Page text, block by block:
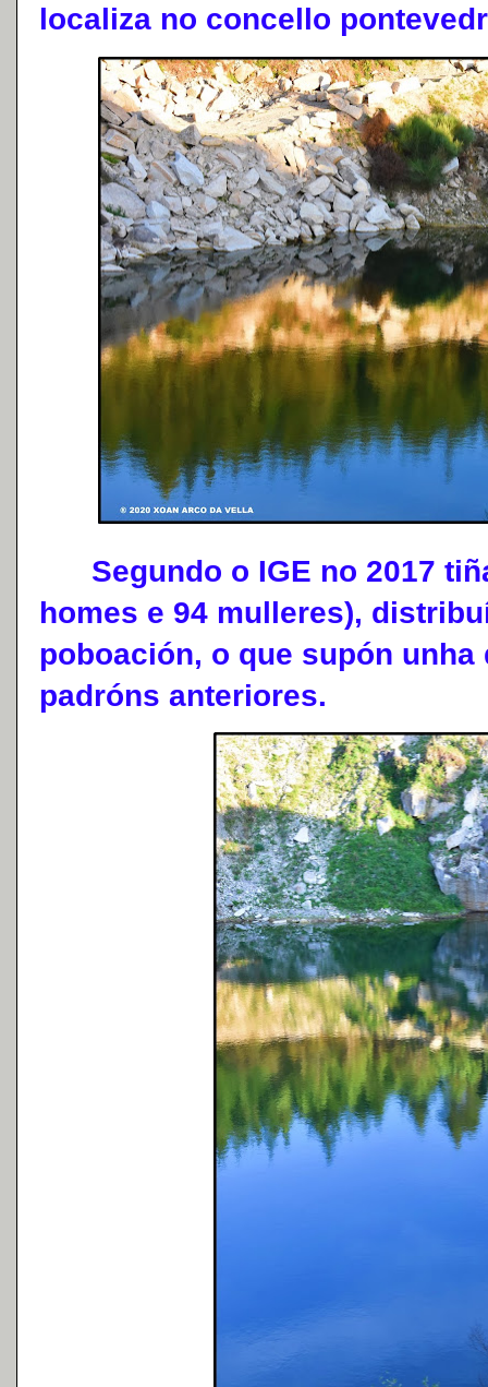
localiza no concello
Segundo o IGE no 2017
homes e 94 mulleres),
poboación, o que supón
padróns anteriores.